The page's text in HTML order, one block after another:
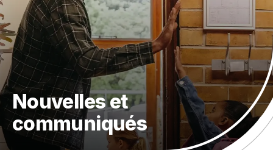
Nouvelles et
communiqués